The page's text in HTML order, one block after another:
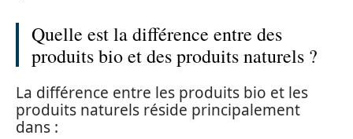
Quelle est la différence entre des
produits bio et des produits naturels ?
La différence entre les produits bio et les
produits naturels réside principalement
dans :